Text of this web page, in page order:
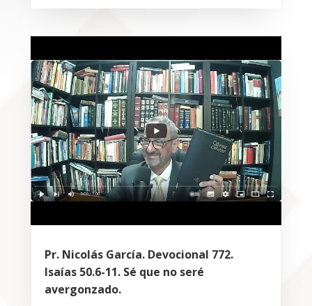
Pr. Nicolás García. Devocional 772.
Isaías 50.6-11. Sé que no seré
avergonzado.